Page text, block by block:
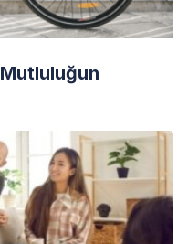
Mutluluğun